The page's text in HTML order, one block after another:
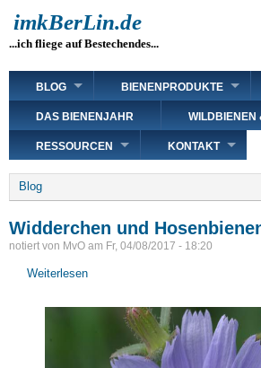
zum
Inhalt
imkBerLin.de
...ich fliege auf Bestechendes...
Main
navigation
BLOG BIENENPRODUKTE
DAS BIENENJAHR WILDBIENEN
RESSOURCEN KONTAKT
Breadcrumb
Blog
Widderchen und
notiert von MvO am Fr, 04/08/2017 - 18:20
Weiterlesen
und
Hosenbienen...